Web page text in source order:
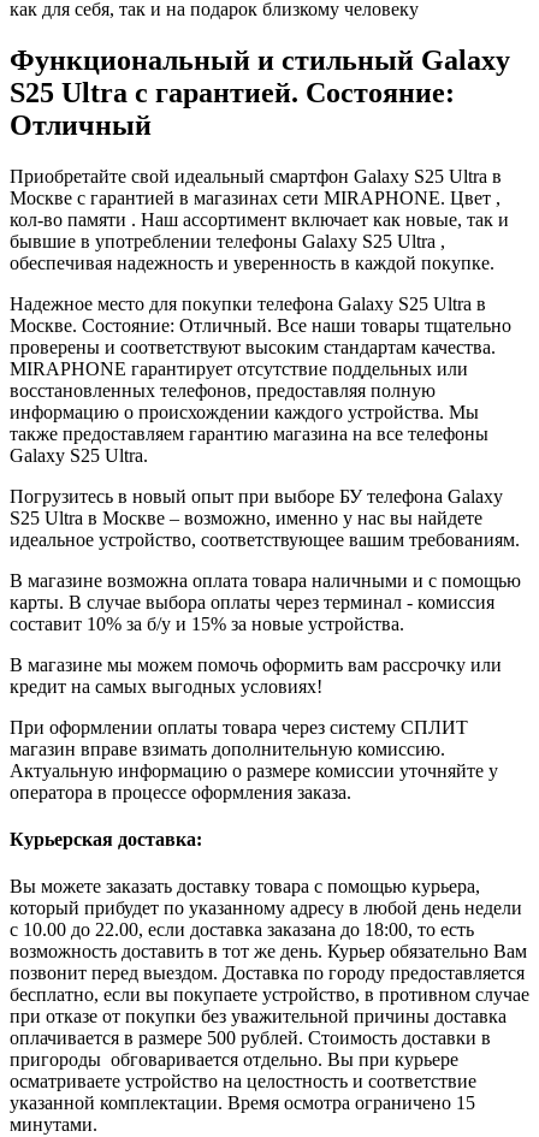
как для себя, так и на подарок близкому человеку
Функциональный и стильный Galaxy
S25 Ultra с гарантией. Состояние:
Отличный
Приобретайте свой идеальный смартфон Galaxy S25 Ultra в
Москве с гарантией в магазинах сети MIRAPHONE. Цвет ,
кол-во памяти . Наш ассортимент включает как новые, так и
бывшие в употреблении телефоны Galaxy S25 Ultra ,
обеспечивая надежность и уверенность в каждой покупке.
Надежное место для покупки телефона Galaxy S25 Ultra в
Москве. Состояние: Отличный. Все наши товары тщательно
проверены и соответствуют высоким стандартам качества.
MIRAPHONE гарантирует отсутствие поддельных или
восстановленных телефонов, предоставляя полную
информацию о происхождении каждого устройства. Мы
также предоставляем гарантию магазина на все телефоны
Galaxy S25 Ultra.
Погрузитесь в новый опыт при выборе БУ телефона Galaxy
S25 Ultra в Москве – возможно, именно у нас вы найдете
идеальное устройство, соответствующее вашим требованиям.
В магазине возможна оплата товара наличными и с помощью
карты. В случае выбора оплаты через терминал - комиссия
составит 10% за б/у и 15% за новые устройства.
В магазине мы можем помочь оформить вам рассрочку или
кредит на самых выгодных условиях!
При оформлении оплаты товара через систему СПЛИТ
магазин вправе взимать дополнительную комиссию.
Актуальную информацию о размере комиссии уточняйте у
оператора в процессе оформления заказа.
Курьерская доставка:
Вы можете заказать доставку товара с помощью курьера,
который прибудет по указанному адресу в любой день недели
с 10.00 до 22.00, если доставка заказана до 18:00, то есть
возможность доставить в тот же день. Курьер обязательно Вам
позвонит перед выездом. Доставка по городу предоставляется
бесплатно, если вы покупаете устройство, в противном случае
при отказе от покупки без уважительной причины доставка
оплачивается в размере 500 рублей. Стоимость доставки в
пригороды обговаривается отдельно. Вы при курьере
осматриваете устройство на целостность и соответствие
указанной комплектации. Время осмотра ограничено 15
минутами.